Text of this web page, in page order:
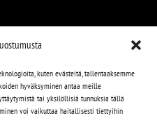
kuten evästeitä, tallentaaksemme
hyväksyminen antaa meille
tai yksilöllisiä tunnuksia tällä
voi vaikuttaa haitallisesti tiettyihin